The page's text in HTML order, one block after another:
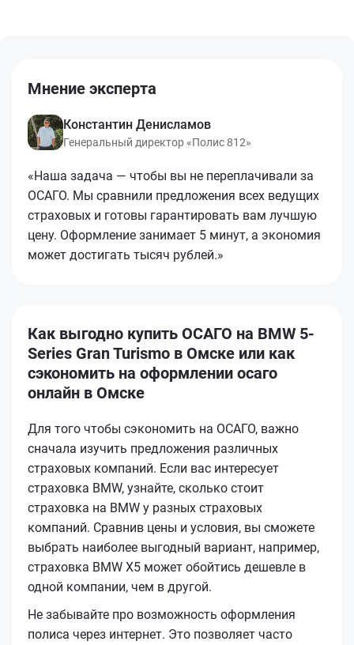
Мнение эксперта
Константин Денисламов
Генеральный директор «Полис 812»
«Наша задача — чтобы вы не переплачивали за
ОСАГО. Мы сравнили предложения всех ведущих
страховых и готовы гарантировать вам лучшую
цену. Оформление занимает 5 минут, а экономия
может достигать тысяч рублей.»
Как выгодно купить ОСАГО на BMW 5-
Series Gran Turismo в Омске или как
сэкономить на оформлении осаго
онлайн в Омске
Для того чтобы сэкономить на ОСАГО, важно
сначала изучить предложения различных
страховых компаний. Если вас интересует
страховка BMW, узнайте, сколько стоит
страховка на BMW у разных страховых
компаний. Сравнив цены и условия, вы сможете
выбрать наиболее выгодный вариант, например,
страховка BMW X5 может обойтись дешевле в
одной компании, чем в другой.
Не забывайте про возможность оформления
полиса через интернет. Это позволяет часто